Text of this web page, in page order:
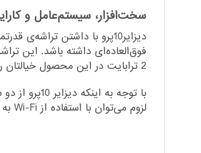
سخت‌افزار، سیستم‌عامل و
2 ترابایت در این محصول خیالتان را بابت نصب هر بازی یا برنامه‌ای راحت می‌کند.
لزوم می‌توان با استفاده از Wi-Fi به اینترنت بی‌سیم خانه یا محل کارتان متصل شد. امکان استفاده از رادیو و بلوتوث هم در این گوشی وجود دارد.